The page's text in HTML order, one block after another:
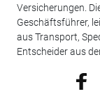
Versicherungen.
Geschäftsführer,
aus Transport,
Entscheider aus